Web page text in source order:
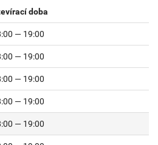
doba
— 19:00
— 19:00
— 19:00
— 19:00
— 19:00